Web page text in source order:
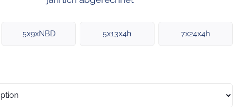
5x9xNBD 5x13x4h 7x24x4h